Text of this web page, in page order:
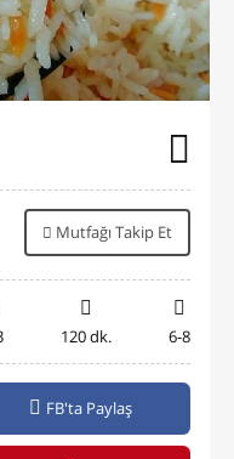
Mutfağı Takip Et
120 dk. 6-8
FB'ta Paylaş